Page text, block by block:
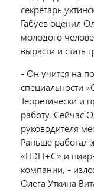
секретарь
Габуев оценил
молодого
вырасти и стать
- Он учится на
специальности
Теоретически и
работу. Сейчас
руководителя
Раньше работал
«НЭП+С» и
компании, -
Олега Уткина